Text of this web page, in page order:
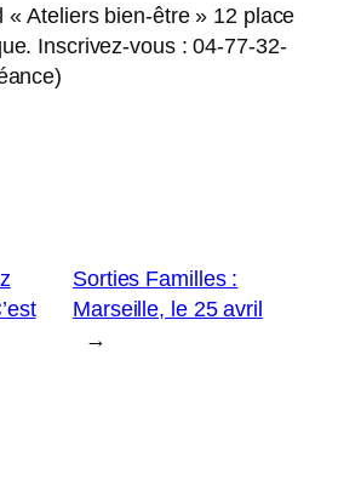
« Ateliers bien-être » 12 place
Inscrivez-vous : 04-77-32-
Sorties Familles :
Marseille, le 25 avril
→